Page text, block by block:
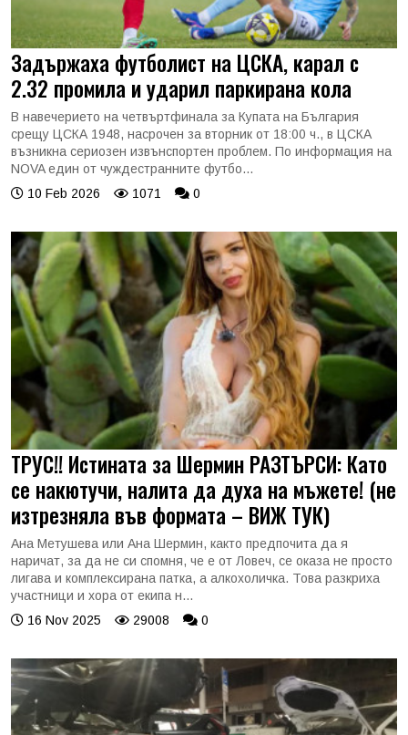
Задържаха футболист на ЦСКА, карал с
2.32 промила и ударил паркирана кола
В навечерието на четвъртфинала за Купата на България
срещу ЦСКА 1948, насрочен за вторник от 18:00 ч., в ЦСКА
възникна сериозен извънспортен проблем. По информация на
NOVA един от чуждестранните футбо...
10 Feb 2026
1071 0
ТРУС!! Истината за Шермин РАЗТЪРСИ: Като
се накютучи, налита да духа на мъжете! (не
изтрезняла във формата – ВИЖ ТУК)
Ана Метушева или Ана Шермин, както предпочита да я
наричат, за да не си спомня, че е от Ловеч, се оказа не просто
лигава и комплексирана патка, а алкохоличка. Това разкриха
участници и хора от екипа н...
16 Nov 2025
29008 0